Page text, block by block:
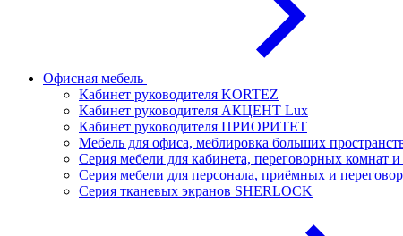
Офисная мебель
Кабинет руководителя KORTEZ
Кабинет руководителя АКЦЕНТ Lux
Кабинет руководителя ПРИОРИТЕТ
Мебель для офиса, меблировка больших
Серия мебели для кабинета, переговорных
Серия мебели для персонала, приёмных и
Серия тканевых экранов SHERLOCK